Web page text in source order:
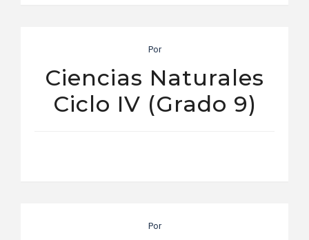
Por
Ciencias Naturales
Ciclo IV (Grado 9)
Por